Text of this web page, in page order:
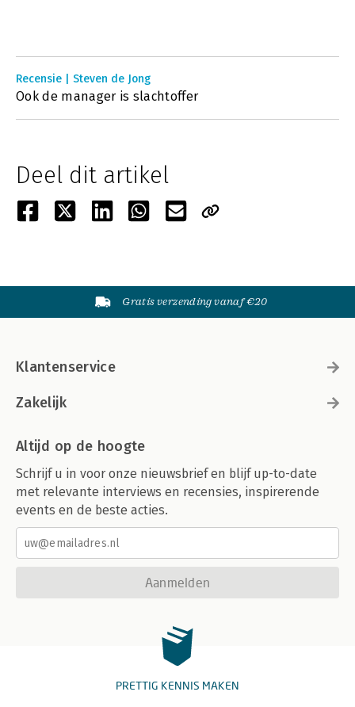
Recensie | Steven de Jong
Ook de manager is slachtoffer
Deel dit artikel
Gratis verzending vanaf €20
Klantenservice
Zakelijk
Altijd op de hoogte
Schrijf u in voor onze nieuwsbrief en blijf up-to-date
met relevante interviews en recensies, inspirerende
events en de beste acties.
Aanmelden
PRETTIG KENNIS MAKEN